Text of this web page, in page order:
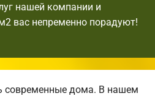
нашей компании и
вас непременно порадуют!
дома. В нашем